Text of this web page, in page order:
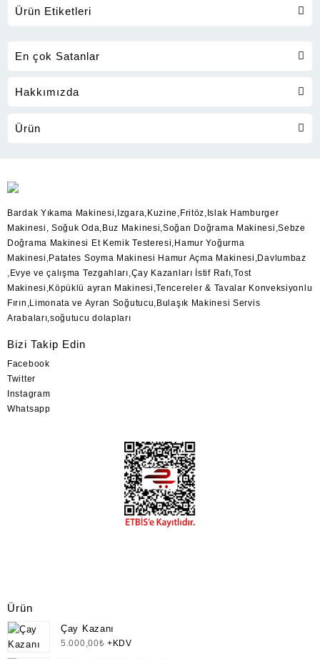
Ürün Etiketleri
En çok Satanlar
Hakkımızda
Ürün
Bardak Yıkama Makinesi,Izgara,Kuzine,Fritöz,Islak Hamburger
Makinesi, Soğuk Oda,Buz Makinesi,Soğan Doğrama Makinesi,Sebze
Doğrama Makinesi Et Kemik Testeresi,Hamur Yoğurma
Makinesi,Patates Soyma Makinesi Hamur Açma Makinesi,Davlumbaz
,Evye ve çalışma Tezgahları,Çay Kazanları İstif Rafı,Tost
Makinesi,Köpüklü ayran Makinesi,Tencereler & Tavalar Konveksiyonlu
Fırın,Limonata ve Ayran Soğutucu,Bulaşık Makinesi Servis
Arabaları,soğutucu dolapları
Bizi Takip Edin
Facebook
Twitter
Instagram
Whatsapp
Ürün
Çay Kazanı
5.000,00₺ +KDV